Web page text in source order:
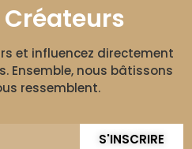
Créateurs
et influencez directement
Ensemble, nous bâtissons
ressemblent.
S'INSCRIRE